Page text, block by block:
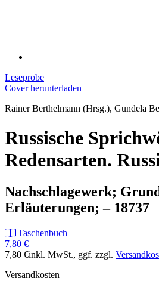
Leseprobe
Cover herunterladen
Rainer Berthelmann (Hrsg.), Gundela
Russische
Redensarten.
Nachschlagewerk;
Erläuterungen; – 18737
Taschenbuch
7,80 €
7,80 €inkl. MwSt., ggf. zzgl.
Versandkosten